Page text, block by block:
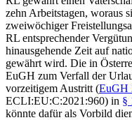
zehn Arbeitstagen, woraus
zweiwöchiger
RL entsprechender
hinausgehende Zeit auf
gewährt wird. Die in
EuGH zum Verfall der
vorzeitigem Austritt (EuGH
ECLI:EU:C:2021:960) in §
könnte dafür als Vorbild